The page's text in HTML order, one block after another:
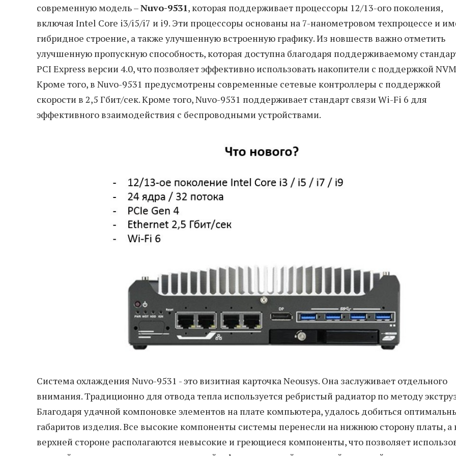
современную модель –Nuvo-9531, которая поддерживает процессоры 12/13-ого поколения,
включая Intel Core i3/i5/i7 и i9. Эти процессоры основаны на 7-нанометровом техпроцессе и
гибридное строение, а также улучшенную встроенную графику. Из новшеств важно отметить
улучшенную пропускную способность, которая доступна благодаря поддерживаемому
PCI Еxpress версии 4.0, что позволяет эффективно использовать накопители с поддержкой
Кроме того, в Nuvo-9531 предусмотрены современные сетевые контроллеры с поддержкой
скорости в 2,5 Гбит/сек. Кроме того, Nuvo-9531 поддерживает стандарт связи Wi-Fi 6 для
эффективного взаимодействия с беспроводными устройствами.
Система охлаждения Nuvo-9531 - это визитная карточка Neousys. Она заслуживает отдельного
внимания. Традиционно для отвода тепла используется ребристый радиатор по методу
Благодаря удачной компоновке элементов на плате компьютера, удалось добиться
габаритов изделия. Все высокие компоненты системы перенесли на нижнюю сторону платы, а
верхней стороне располагаются невысокие и греющиеся компоненты, что позволяет